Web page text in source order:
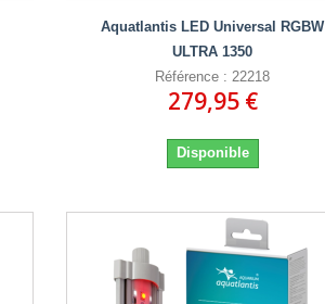
Aquatlantis LED Universal RGBW
ULTRA 1350
Référence : 22218
279,95 €
Disponible